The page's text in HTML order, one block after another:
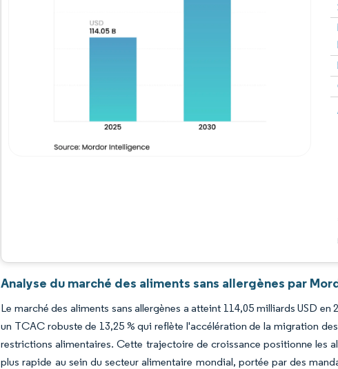
Image © Mordor Intelligence. La réutilisation
Analyse du marché des aliments sans allergènes par
Le marché des aliments sans allergènes a atteint 114,05 milliards USD
un TCAC robuste de 13,25 % qui reflète l'accélération de la migration
restrictions alimentaires. Cette trajectoire de croissance positionne les
plus rapide au sein du secteur alimentaire mondial, portée par des